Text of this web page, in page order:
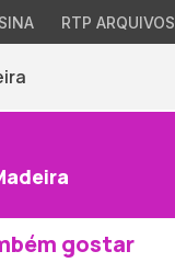
RTP ARQUIVOS
gostar